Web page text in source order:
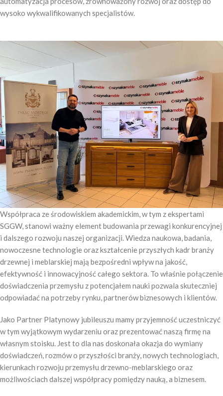
wysoko wykwalifikowanych specjalistów.
Współpraca ze środowiskiem akademickim, w tym z ekspertami
SGGW, stanowi ważny element budowania przewagi konkurencyjnej
i dalszego rozwoju naszej organizacji. Wiedza naukowa, badania,
nowoczesne technologie oraz kształcenie przyszłych kadr branży
drzewnej i meblarskiej mają bezpośredni wpływ na jakość,
efektywność i innowacyjność całego sektora. To właśnie połączenie
doświadczenia przemysłu z potencjałem nauki pozwala skuteczniej
odpowiadać na potrzeby rynku, partnerów biznesowych i klientów.
Jako Partner Platynowy jubileuszu mamy przyjemność uczestniczyć
w tym wyjątkowym wydarzeniu oraz prezentować naszą firmę na
własnym stoisku. Jest to dla nas doskonała okazja do wymiany
doświadczeń, rozmów o przyszłości branży, nowych technologiach,
kierunkach rozwoju przemysłu drzewno-meblarskiego oraz
możliwościach dalszej współpracy pomiędzy nauką, a biznesem.